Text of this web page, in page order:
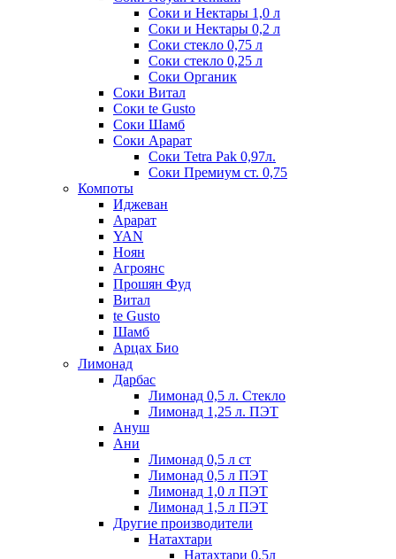
Соки и Нектары 1,0 л
Соки и Нектары 0,2 л
Соки стекло 0,75 л
Соки стекло 0,25 л
Соки Органик
Соки Витал
Соки te Gusto
Соки Шамб
Соки Арарат
Соки Tetra Pak 0,97л.
Соки Премиум ст. 0,75
Компоты
Иджеван
Арарат
YAN
Ноян
Агроянс
Прошян Фуд
Витал
te Gusto
Шамб
Арцах Био
Лимонад
Дарбас
Лимонад 0,5 л. Стекло
Лимонад 1,25 л. ПЭТ
Ануш
Ани
Лимонад 0,5 л ст
Лимонад 0,5 л ПЭТ
Лимонад 1,0 л ПЭТ
Лимонад 1,5 л ПЭТ
Другие производители
Натахтари
Натахтари 0,5л